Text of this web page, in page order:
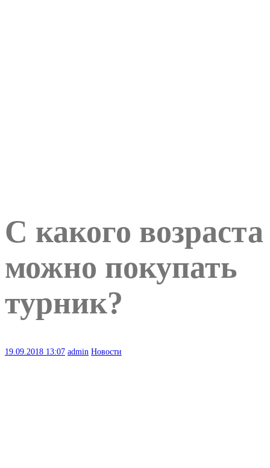
С какого возраста
можно покупать
турник?
19.09.2018 13:07 admin Новости